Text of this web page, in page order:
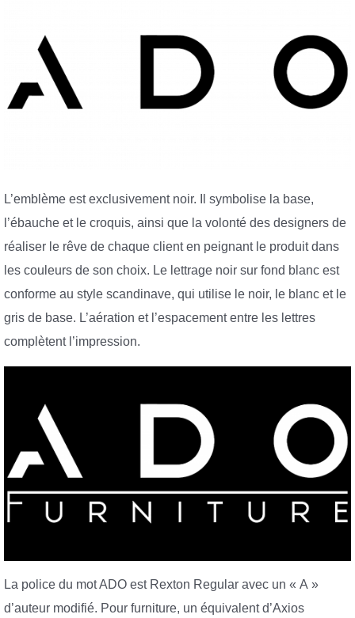
L’emblème est exclusivement noir. Il symbolise la base,
l’ébauche et le croquis, ainsi que la volonté des designers de
réaliser le rêve de chaque client en peignant le produit dans
les couleurs de son choix. Le lettrage noir sur fond blanc est
conforme au style scandinave, qui utilise le noir, le blanc et le
gris de base. L’aération et l’espacement entre les lettres
complètent l’impression.
La police du mot ADO est Rexton Regular avec un « A »
d’auteur modifié. Pour furniture, un équivalent d’Axios